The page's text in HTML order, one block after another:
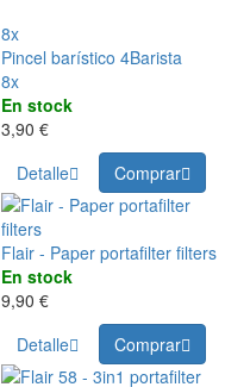
8x
Pincel barístico 4Barista
8x
En stock
3,90 €
Detalle
Comprar
Flair - Paper portafilter filters
En stock
9,90 €
Detalle
Comprar